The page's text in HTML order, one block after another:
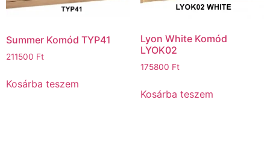
Summer Komód TYP41
211500 Ft
Kosárba teszem
Lyon White Komód
LYOK02
175800 Ft
Kosárba teszem